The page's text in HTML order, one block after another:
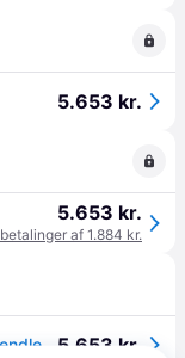
5.653 kr.
5.653 kr.
af 1.884 kr.
5.653 kr.